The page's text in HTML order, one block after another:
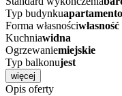
Typ budynku
Forma własnościwłasność
Kuchniawidna
Ogrzewaniemiejskie
Typ balkonujest
więcej
Opis oferty